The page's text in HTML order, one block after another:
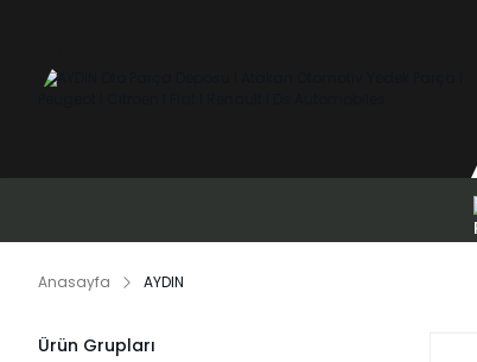
Anasayfa AYDIN
Ürün Grupları